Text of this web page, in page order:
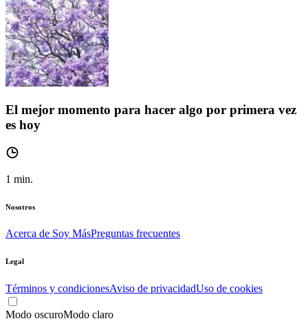
El mejor momento para hacer algo por primera vez
es hoy
1 min.
Nosotros
Acerca de Soy MásPreguntas frecuentes
Legal
Términos y condicionesAviso de privacidadUso de cookies
Modo oscuroModo claro